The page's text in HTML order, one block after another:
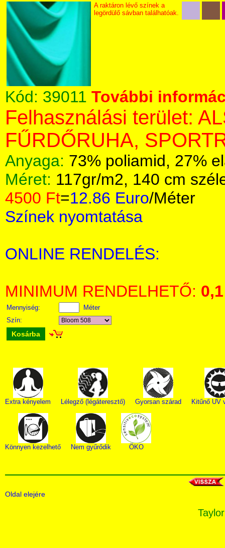
A raktáron lévő színek a
legördülő sávban találhatóak.
Kód: 39011 További
Felhasználási terület:
FŰRDŐRUHA,
Anyaga: 73% poliamid, 27%
Méret: 117gr/m2, 140 cm
4500 Ft=12.86 Euro/Méter
Színek nyomtatása
ONLINE RENDELÉS:
MINIMUM RENDELHETŐ: 0,1
Mennyiség:
Méter
Szín:
Kosárba
Extra kényelem Lélegző (légáteresztő) Gyorsan szárad Kitűnő UV
Könnyen kezelhető Nem gyűrődik ÖKO
Oldal elejére